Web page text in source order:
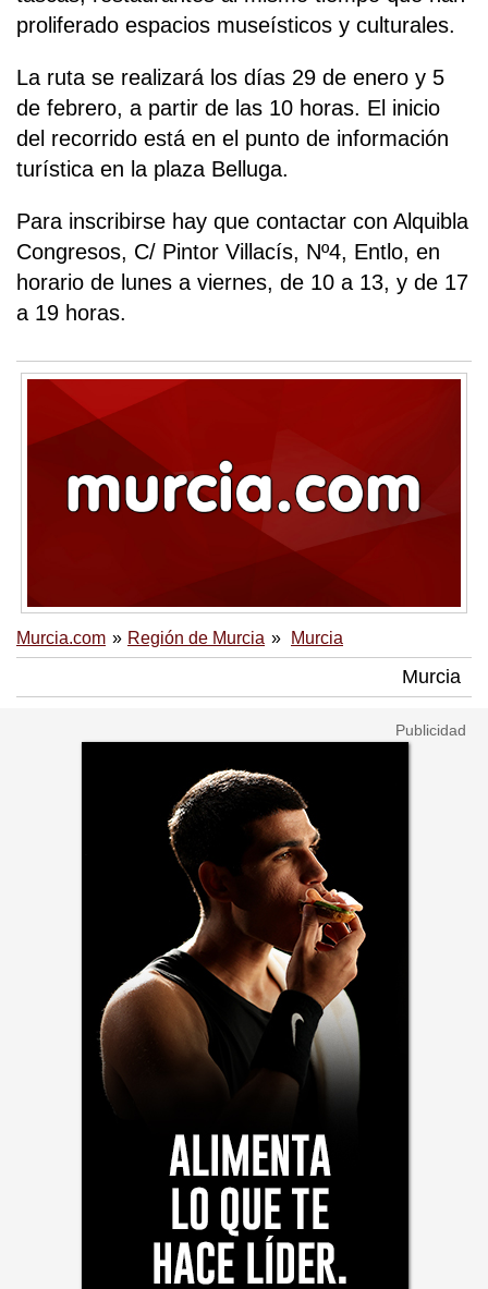
proliferado espacios museísticos y culturales.
La ruta se realizará los días 29 de enero y 5
de febrero, a partir de las 10 horas. El inicio
del recorrido está en el punto de información
turística en la plaza Belluga.
Para inscribirse hay que contactar con Alquibla
Congresos, C/ Pintor Villacís, Nº4, Entlo, en
horario de lunes a viernes, de 10 a 13, y de 17
a 19 horas.
Murcia.com Región de Murcia Murcia
Murcia